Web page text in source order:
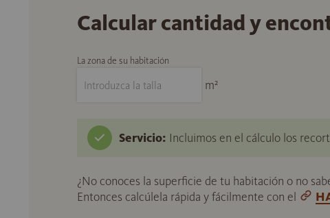
Calcular cantidad y
La zona de su habitación
m²
Servicio: Incluimos en el cálculo los
¿No conoces la superficie de tu habitación o no
Entonces calcúlela rápida y fácilmente con el